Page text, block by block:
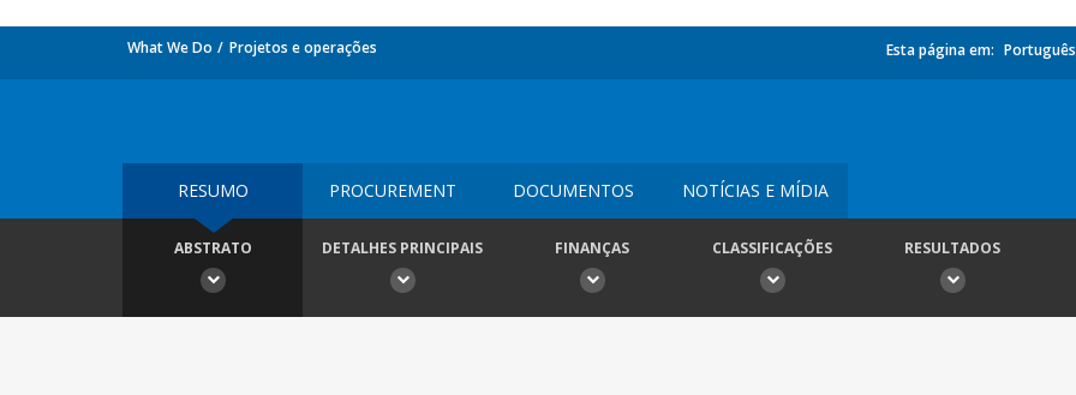
What We Do Projetos e operações Esta página em: Português
RESUMO PROCUREMENT DOCUMENTOS NOTÍCIAS E MÍDIA
ABSTRATO DETALHES PRINCIPAIS FINANÇAS CLASSIFICAÇÕES RESULTADOS